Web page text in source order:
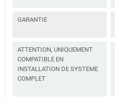
GARANTIE
ATTENTION, UNIQUEMENT
COMPATIBLE EN
INSTALLATION DE SYSTEME
COMPLET